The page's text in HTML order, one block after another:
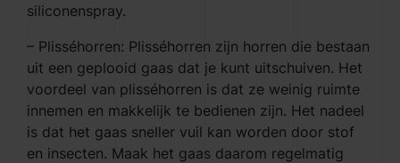
siliconenspray.
– Plisséhorren: Plisséhorren zijn horren die bestaan
uit een geplooid gaas dat je kunt uitschuiven. Het
voordeel van plisséhorren is dat ze weinig ruimte
innemen en makkelijk te bedienen zijn. Het nadeel
is dat het gaas sneller vuil kan worden door stof
en insecten. Maak het gaas daarom regelmatig